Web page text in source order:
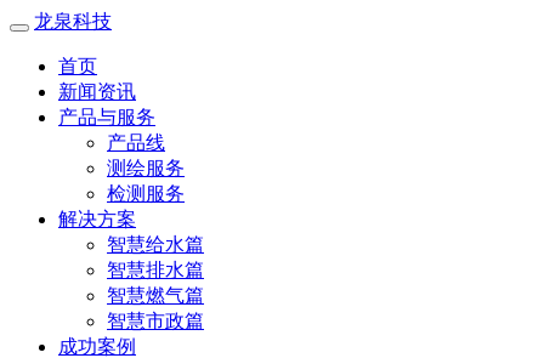
龙泉科技
首页
新闻资讯
产品与服务
产品线
测绘服务
检测服务
解决方案
智慧给水篇
智慧排水篇
智慧燃气篇
智慧市政篇
成功案例